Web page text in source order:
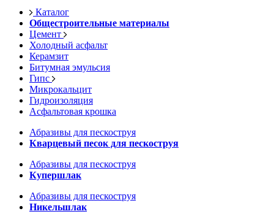
Каталог
Общестроительные материалы
Цемент
Холодный асфальт
Керамзит
Битумная эмульсия
Гипс
Микрокальцит
Гидроизоляция
Асфальтовая крошка
Абразивы для пескоструя
Кварцевый песок для пескоструя
Абразивы для пескоструя
Купершлак
Абразивы для пескоструя
Никельшлак